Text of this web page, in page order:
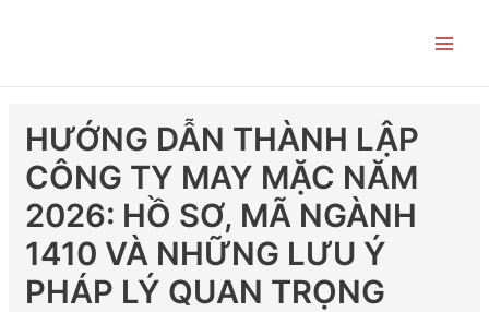
HƯỚNG DẪN THÀNH LẬP
CÔNG TY MAY MẶC NĂM
2026: HỒ SƠ, MÃ NGÀNH
1410 VÀ NHỮNG LƯU Ý
PHÁP LÝ QUAN TRỌNG